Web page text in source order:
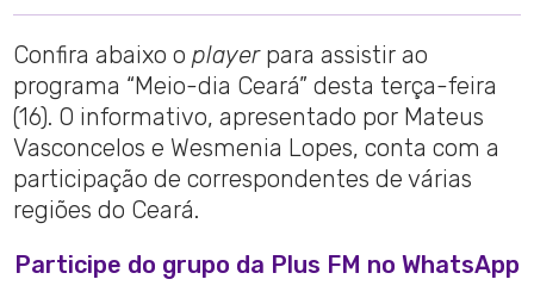
Confira abaixo oplayer para assistir ao
programa “Meio-dia Ceará” desta terça-feira
(16). O informativo, apresentado por Mateus
Vasconcelos e Wesmenia Lopes, conta com a
participação de correspondentes de várias
regiões do Ceará.
Participe do grupo da Plus FM no WhatsApp